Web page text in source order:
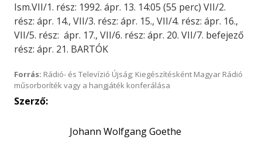
Ism.VII/1. rész: 1992. ápr. 13. 14:05 (55 perc) VII/2.
rész: ápr. 14., VII/3. rész: ápr. 15., VII/4. rész: ápr. 16.,
VII/5. rész: ápr. 17., VII/6. rész: ápr. 20. VII/7. befejező
rész: ápr. 21. BARTÓK
Forrás: Rádió- és Televízió Újság; Kiegészítésként Magyar Rádió
műsorboríték vagy a hangjáték konferálása
Szerző:
Johann Wolfgang Goethe